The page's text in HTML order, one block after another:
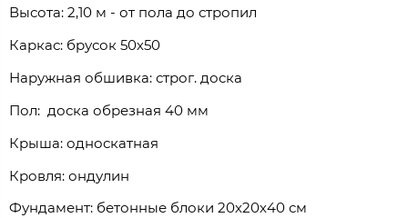
Высота: 2,10 м - от пола до стропил
Каркас: брусок 50х50
Наружная обшивка: строг. доска
Пол: доска обрезная 40 мм
Крыша: односкатная
Кровля: ондулин
Фундамент: бетонные блоки 20х20х40 см